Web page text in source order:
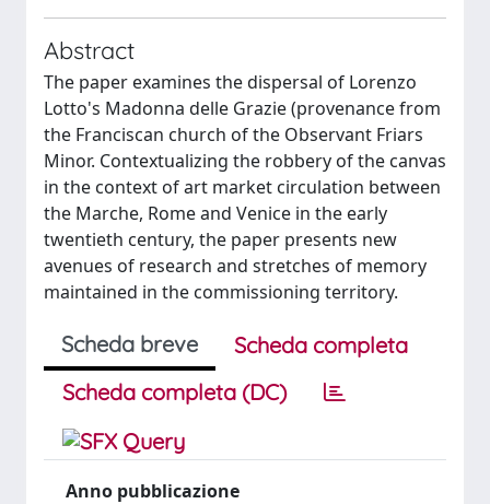
Abstract
The paper examines the dispersal of Lorenzo
Lotto's Madonna delle Grazie (provenance from
the Franciscan church of the Observant Friars
Minor. Contextualizing the robbery of the canvas
in the context of art market circulation between
the Marche, Rome and Venice in the early
twentieth century, the paper presents new
avenues of research and stretches of memory
maintained in the commissioning territory.
Scheda breve
Scheda completa
Scheda completa (DC)
Anno pubblicazione